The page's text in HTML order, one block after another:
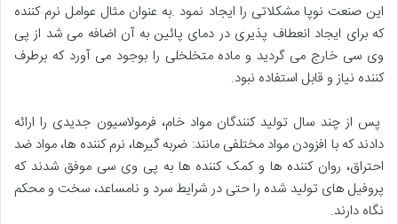
این صنعت نوپا مشکلاتی را ایجاد نمود .به عنوان مثال عوامل نرم کننده
که برای ایجاد انعطاف پذیری در دمای پائین به آن اضافه می شد از پی
وی سی خارج می گردید و ماده متخلخلی را بوجود می آورد که برطرف
کننده نیاز و قابل استفاده نبود.
پس از چند سال تولید کنندگان مواد خام، فرمولاسیون جدیدی را ارائه
دادند که با افزودن مواد مختلفی مانند: ضربه گیرها، نرم کننده ها، مواد ضد
احتراق، روان کننده ها و کمک کننده ها به پی وی سی موفق شدند که
پروفیل های تولید شده را حتی در شرایط سرد و نامساعد، سخت و محکم
نگاه دارند.